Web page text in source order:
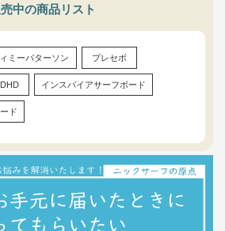
中の商品リスト
ミーパターソン プレセボ
DHD インスパイアサーフボード
ド